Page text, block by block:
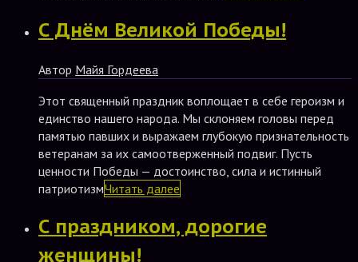
С Днём Великой Победы!
Автор Майя Гордеева
Этот священный праздник воплощает в себе героизм и
единство нашего народа. Мы склоняем головы перед
памятью павших и выражаем глубокую признательность
ветеранам за их самоотверженный подвиг. Пусть
ценности Победы — достоинство, сила и истинный
патриотизмЧитать далее
С праздником, дорогие
женщины!